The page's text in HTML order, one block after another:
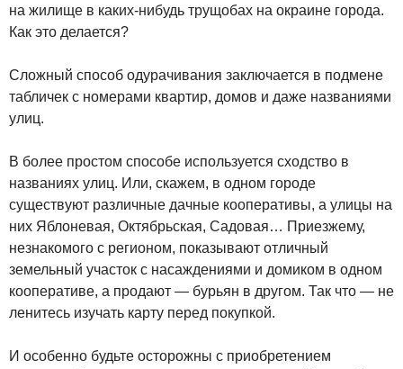
на жилище в каких-нибудь трущобах на окраине города.
Как это делается?
Сложный способ одурачивания заключается в подмене
табличек с номерами квартир, домов и даже названиями
улиц.
В более простом способе используется сходство в
названиях улиц. Или, скажем, в одном городе
существуют различные дачные кооперативы, а улицы на
них Яблоневая, Октябрьская, Садовая… Приезжему,
незнакомого с регионом, показывают отличный
земельный участок с насаждениями и домиком в одном
кооперативе, а продают — бурьян в другом. Так что — не
ленитесь изучать карту перед покупкой.
И особенно будьте осторожны с приобретением